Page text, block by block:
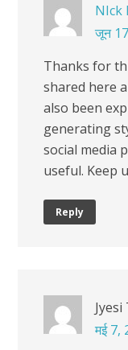
NIck
जून
Thanks for
shared here
also been
generating
social media
useful. Keep
Reply
मई 7,